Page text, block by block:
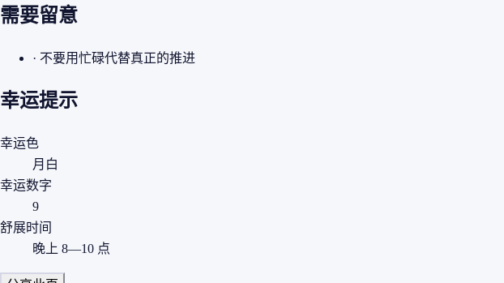
需要留意
· 不要用忙碌代替真正的推进
幸运提示
幸运色
月白
幸运数字
9
舒展时间
晚上 8—10 点